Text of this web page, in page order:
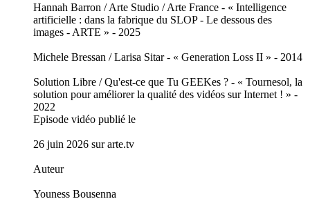
Hannah Barron / Arte Studio / Arte France - « Intelligence
artificielle : dans la fabrique du SLOP - Le dessous des
images - ARTE » - 2025
Michele Bressan / Larisa Sitar - « Generation Loss II » - 2014
Solution Libre / Qu'est-ce que Tu GEEKes ? - « Tournesol, la
solution pour améliorer la qualité des vidéos sur Internet ! » -
2022
Episode vidéo publié le
26 juin 2026 sur arte.tv
Auteur
Youness Bousenna